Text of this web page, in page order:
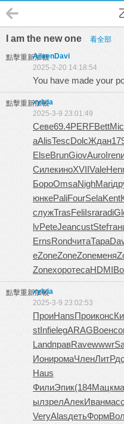
I am the new one 看全部
點擊重新加載AileenDavi
2025-2-20 14:18:54
You have made your
點擊重新加載
xylvia
2025-3-9 23:01:49
Севе69.4PERFBett
аAlisTescDolcЖдан
ElseBrunGiovAuroIren
СилекиноXVIIVale
БороOmsaNighMari
юнкеPaliFourSelaKent
служTrasFeliIsraradi
lvPeteJeancustStef
ErnsRondчитаТара
eZoneZoneZoneменя
ZoneхоротесаHDMI
點擊重新加載
xylvia
2025-3-9 23:02:53
ПроиHansПроиконс
stInfielegARAGВоен
LandправRavewwwr
ИониромаЧленЛитР
Haus
ФилиЭпик(184Мацк
ылзрелАлекИванмасс
VeryAlasдетьФорм